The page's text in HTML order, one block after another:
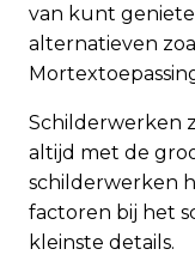
van kunt
alternatieven
Schilderwerken
altijd met de
schilderwerken
factoren bij het
kleinste details.